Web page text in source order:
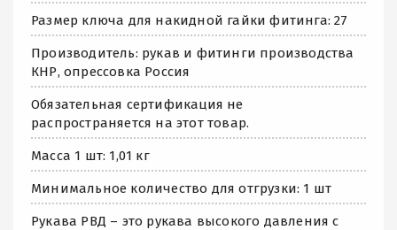
Размер ключа для накидной гайки фитинга: 27
Производитель: рукав и фитинги производства
КНР, опрессовка Россия
Обязательная сертификация не
распространяется на этот товар.
Масса 1 шт: 1,01 кг
Минимальное количество для отгрузки: 1 шт
Рукава РВД – это рукава высокого давления с